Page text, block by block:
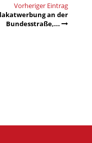
Vorheriger Eintrag
an der
Bundesstraße,...